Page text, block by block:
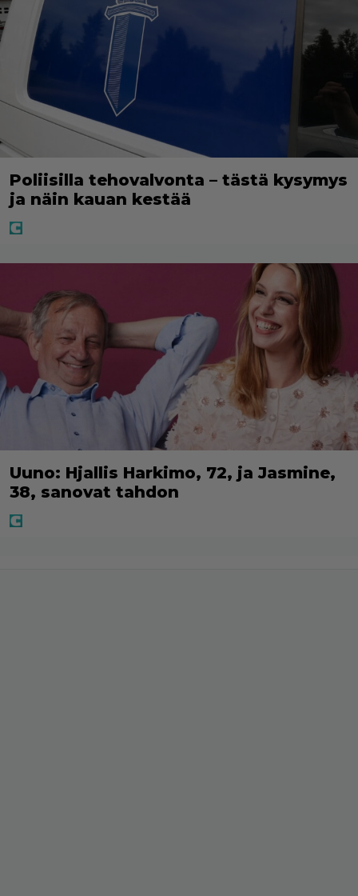
Poliisilla tehovalvonta – tästä kysymys
ja näin kauan kestää
Uuno: Hjallis Harkimo, 72, ja Jasmine,
38, sanovat tahdon